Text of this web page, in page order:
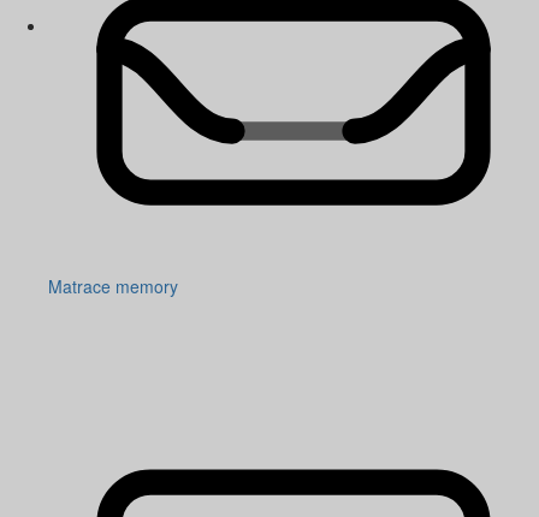
Matrace memory